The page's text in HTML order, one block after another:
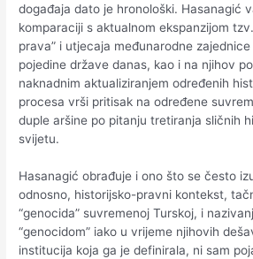
događaja dato je hronološki. Hasanagić
komparaciji s aktualnom ekspanzijom
prava” i utjecaja međunarodne
pojedine države danas, kao i na njihov
naknadnim aktualiziranjem određenih
procesa vrši pritisak na određene
duple aršine po pitanju tretiranja sličnih
svijetu.
Hasanagić obrađuje i ono što se često
odnosno, historijsko-pravni kontekst,
“genocida” suvremenoj Turskoj, i
“genocidom” iako u vrijeme njihovih
institucija koja ga je definirala, ni sam